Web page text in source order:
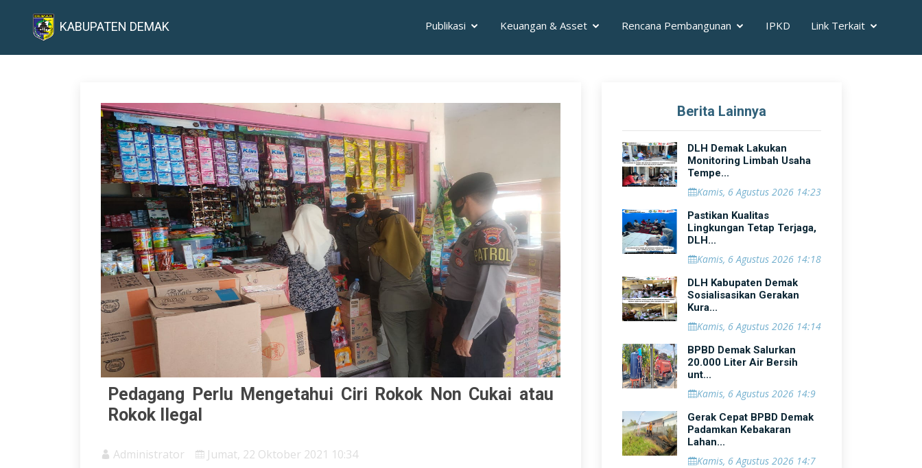
KABUPATEN DEMAK Publikasi Keuangan & Asset Rencana Pembangunan IPKD Link Terkait
Pedagang Perlu Mengetahui Ciri Rokok Non Cukai atau
Rokok Ilegal
Administrator
Jumat, 22 Oktober 2021 10:34
Berita Lainnya
DLH Demak Lakukan
Monitoring Limbah Usaha
Tempe...
Kamis, 6 Agustus 2026 14:23
Pastikan Kualitas
Lingkungan Tetap Terjaga,
DLH...
Kamis, 6 Agustus 2026 14:18
DLH Kabupaten Demak
Sosialisasikan Gerakan
Kura...
Kamis, 6 Agustus 2026 14:14
BPBD Demak Salurkan
20.000 Liter Air Bersih
unt...
Kamis, 6 Agustus 2026 14:9
Gerak Cepat BPBD Demak
Padamkan Kebakaran
Lahan...
Kamis, 6 Agustus 2026 14:7